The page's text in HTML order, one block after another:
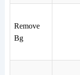
Remove
Bg